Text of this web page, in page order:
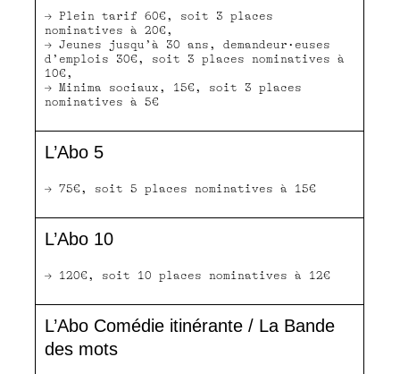
Plein tarif 60€, soit 3 places
nominatives à 20€,
Jeunes jusqu’à 30 ans, demandeur·euses
d’emplois 30€, soit 3 places nominatives à
10€,
Minima sociaux, 15€, soit 3 places
nominatives à 5€
L’Abo 5
75€, soit 5 places nominatives à 15€
L’Abo 10
120€, soit 10 places nominatives à 12€
L’Abo Comédie itinérante / La Bande
des mots